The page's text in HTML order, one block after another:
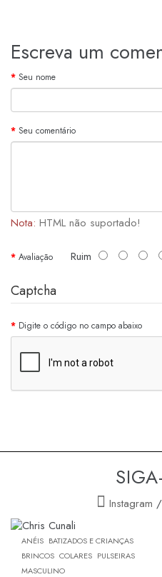
Escreva um
Seu nome
Seu comentário
Nota: HTML não suportado!
Avaliação Ruim
Captcha
Digite o código no campo abaixo
Instagram /
ANÉIS BATIZADOS E CRIANÇAS
BRINCOS COLARES PULSEIRAS
MASCULINO